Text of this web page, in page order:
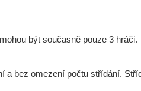
být současně pouze 3 hráči.
a bez omezení počtu střídání.